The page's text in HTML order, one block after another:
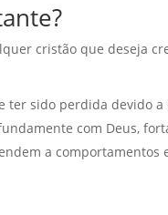
cristão que deseja
ter sido perdida devido
com Deus,
a comportamentos